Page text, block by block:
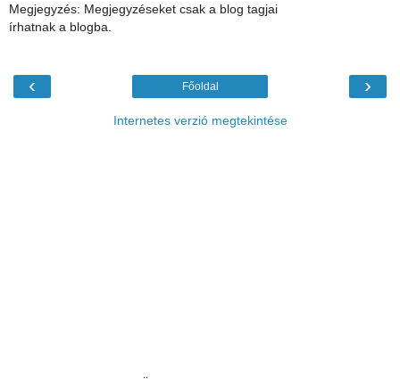
Megjegyzés: Megjegyzéseket csak a blog tagjai
írhatnak a blogba.
‹ ›
Főoldal
Internetes verzió megtekintése